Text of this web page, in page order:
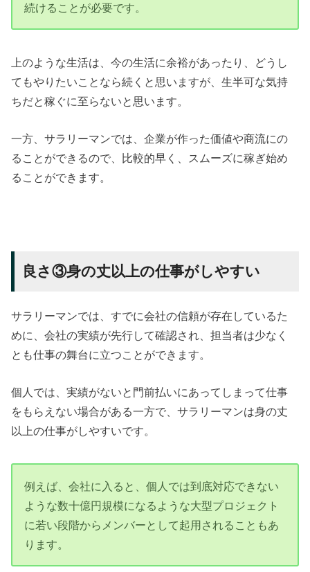
続けることが必要です。
上のような生活は、今の生活に余裕があったり、どうし
てもやりたいことなら続くと思いますが、生半可な気持
ちだと稼ぐに至らないと思います。
一方、サラリーマンでは、企業が作った価値や商流にの
ることができるので、比較的早く、スムーズに稼ぎ始め
ることができます。
良さ③身の丈以上の仕事がしやすい
サラリーマンでは、すでに会社の信頼が存在しているた
めに、会社の実績が先行して確認され、担当者は少なく
とも仕事の舞台に立つことができます。
個人では、実績がないと門前払いにあってしまって仕事
をもらえない場合がある一方で、サラリーマンは身の丈
以上の仕事がしやすいです。
例えば、会社に入ると、個人では到底対応できない
ような数十億円規模になるような大型プロジェクト
に若い段階からメンバーとして起用されることもあ
ります。